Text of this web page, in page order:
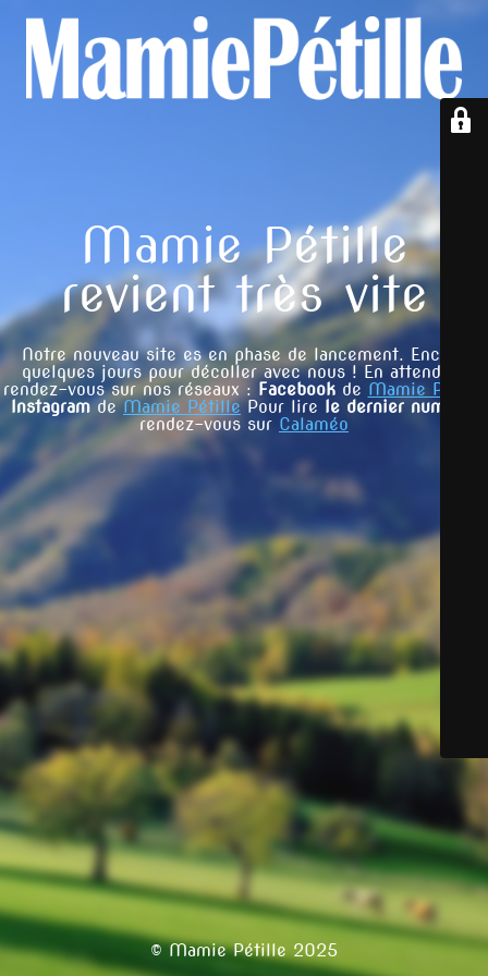
Mamie Pétille
revient très vite
Notre nouveau site es en phase de lancement. Encore
quelques jours pour décoller avec nous ! En attendant
rendez-vous sur nos réseaux : Facebookde Mamie Pétille
InstagramdeMamie PétillePour lire le dernier numéro
rendez-vous sur Calaméo
© Mamie Pétille 2025